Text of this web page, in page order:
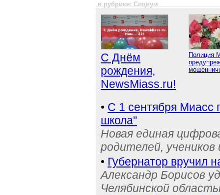
в рубрике: Социум
С Днём
рождения,
NewsMiass.ru!
Полиция
• С 1 сентября Миасс
школа"
Новая единая
родителей, учеников
• Губернатор вручил
Александр Борисов
Челябинской